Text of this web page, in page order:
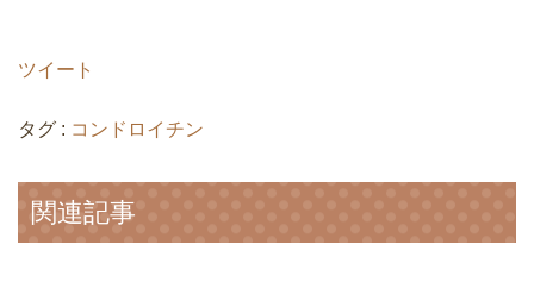
ツイート
タグ : コンドロイチン
関連記事